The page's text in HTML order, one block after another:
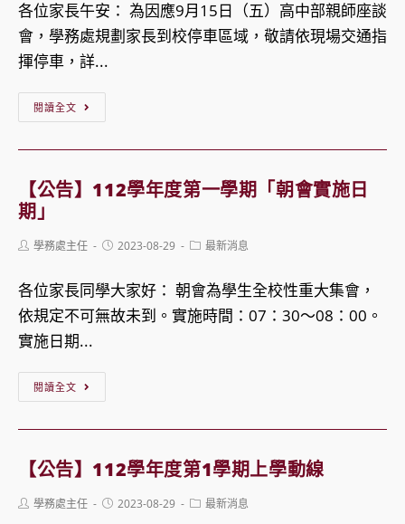
作
停
各位家長午安： 為因應9月15日（五）高中部親師座談
會，學務處規劃家長到校停車區域，敬請依現場交通指
揮停車，詳...
閱讀全文
9
月
（五）
高
中
座
談
會
車
【公告】112學年度第一學期「朝會實施日
期」
Post學務處主任
Post2023-08-29
Post最新消息
各位家長同學大家好： 朝會為學生全校性重大集會，
依規定不可無故未到。實施時間：07：30～08：00。
實施日期...
閱讀全文
112
學
度
【公告】112學年度第1學期上學動線
Post學務處主任
Post2023-08-29
Post最新消息